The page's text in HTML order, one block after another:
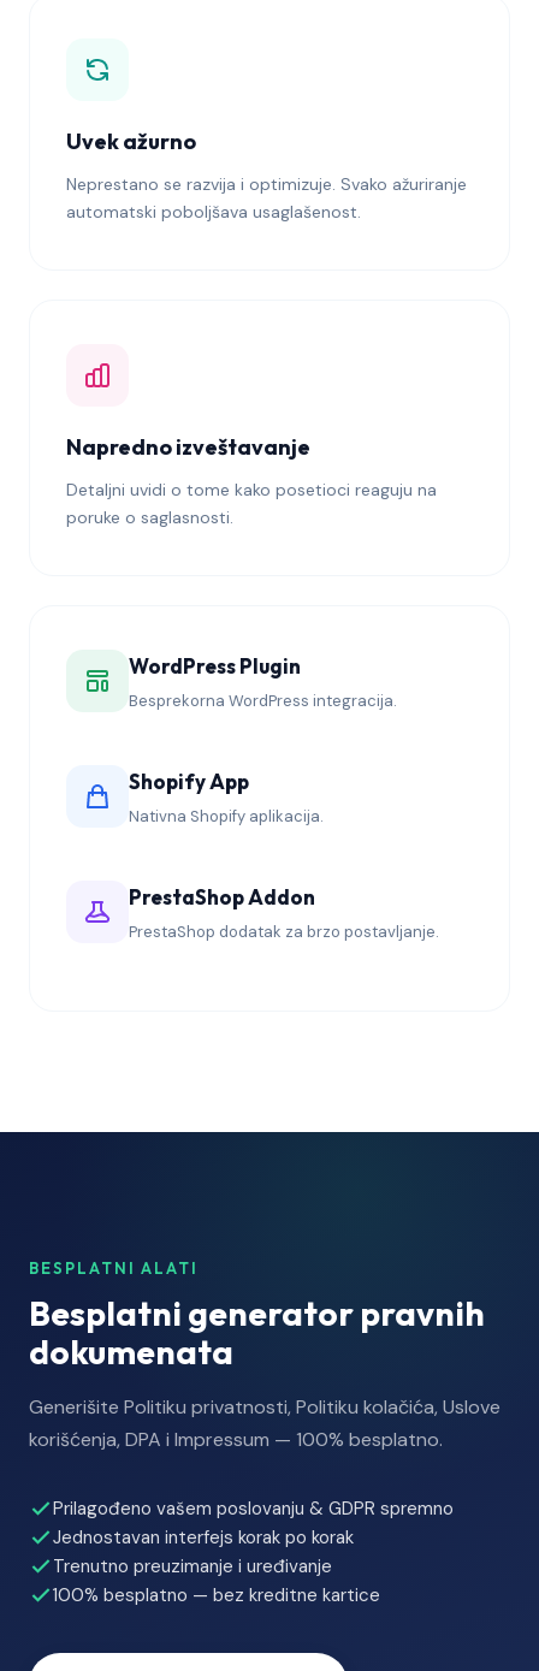
Uvek ažurno
Neprestano se razvija i optimizuje. Svako ažuriranje
automatski poboljšava usaglašenost.
Napredno izveštavanje
Detaljni uvidi o tome kako posetioci reaguju na
poruke o saglasnosti.
WordPress Plugin
Besprekorna WordPress integracija.
Shopify App
Nativna Shopify aplikacija.
PrestaShop Addon
PrestaShop dodatak za brzo postavljanje.
BESPLATNI ALATI
Besplatni generator pravnih
dokumenata
Generišite Politiku privatnosti, Politiku kolačića, Uslove
korišćenja, DPA i Impressum — 100% besplatno.
Prilagođeno vašem poslovanju & GDPR spremno
Jednostavan interfejs korak po korak
Trenutno preuzimanje i uređivanje
100% besplatno — bez kreditne kartice